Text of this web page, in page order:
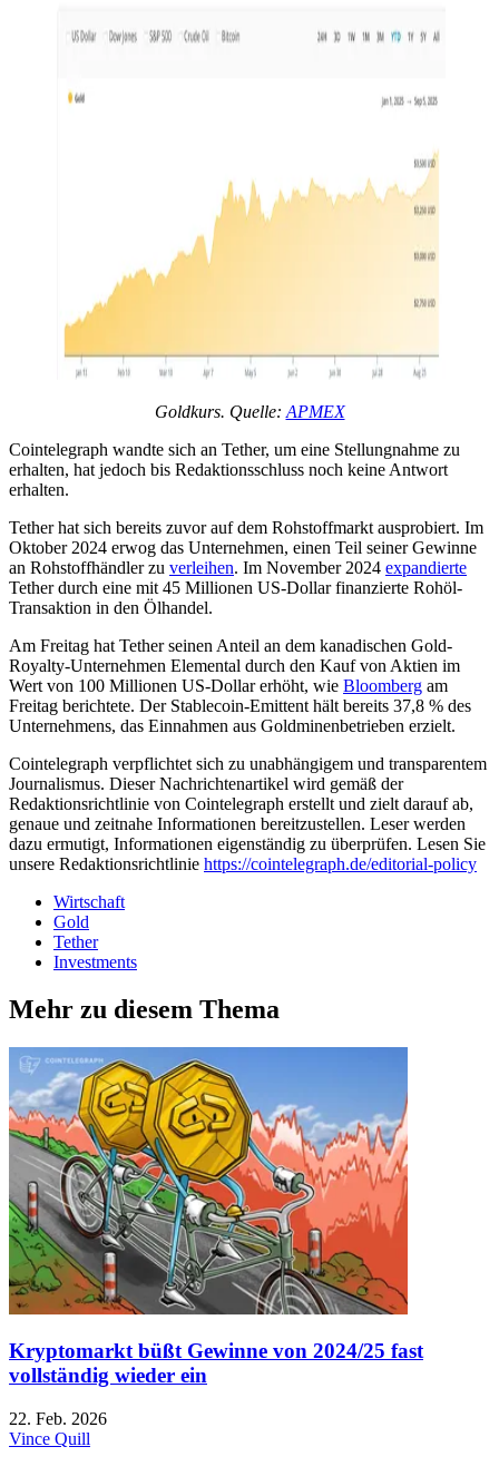
Goldkurs. Quelle: APMEX
Cointelegraph wandte sich an Tether, um eine Stellungnahme zu
erhalten, hat jedoch bis Redaktionsschluss noch keine Antwort
erhalten.
Tether hat sich bereits zuvor auf dem Rohstoffmarkt ausprobiert. Im
Oktober 2024 erwog das Unternehmen, einen Teil seiner Gewinne
an Rohstoffhändler zu verleihen. Im November 2024 expandierte
Tether durch eine mit 45 Millionen US-Dollar finanzierte Rohöl-
Transaktion in den Ölhandel.
Am Freitag hat Tether seinen Anteil an dem kanadischen Gold-
Royalty-Unternehmen Elemental durch den Kauf von Aktien im
Wert von 100 Millionen US-Dollar erhöht, wie Bloomberg am
Freitag berichtete. Der Stablecoin-Emittent hält bereits 37,8 % des
Unternehmens, das Einnahmen aus Goldminenbetrieben erzielt.
Cointelegraph verpflichtet sich zu unabhängigem und transparentem
Journalismus. Dieser Nachrichtenartikel wird gemäß der
Redaktionsrichtlinie von Cointelegraph erstellt und zielt darauf ab,
genaue und zeitnahe Informationen bereitzustellen. Leser werden
dazu ermutigt, Informationen eigenständig zu überprüfen. Lesen Sie
unsere Redaktionsrichtlinie https://cointelegraph.de/editorial-policy
Wirtschaft
Gold
Tether
Investments
Mehr zu diesem Thema
Kryptomarkt büßt Gewinne von 2024/25 fast
vollständig wieder ein
22. Feb. 2026
Vince Quill